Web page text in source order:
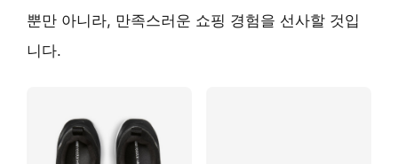
뿐만 아니라, 만족스러운 쇼핑 경험을 선사할 것입
니다.